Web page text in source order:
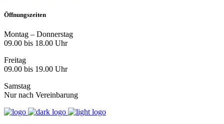
Öffnungszeiten
Montag – Donnerstag
09.00 bis 18.00 Uhr
Freitag
09.00 bis 19.00 Uhr
Samstag
Nur nach Vereinbarung